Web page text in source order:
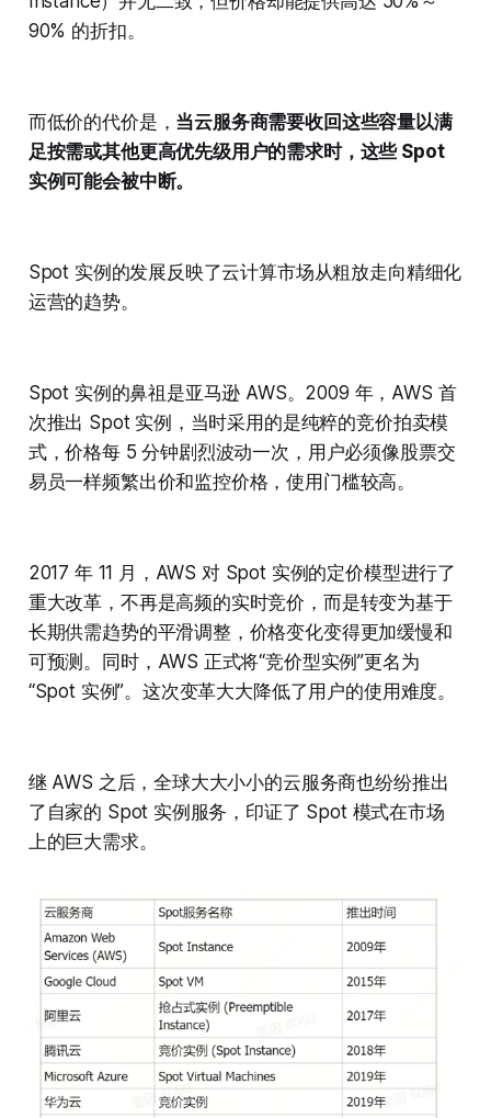
90% 的折扣。
而低价的代价是， 当云服务商需要收回这些容量以满
足按需或其他更高优先级用户的需求时，这些 Spot
实例可能会被中断。
Spot 实例的发展反映了云计算市场从粗放走向精细化
运营的趋势。
Spot 实例的鼻祖是亚马逊 AWS。2009 年，AWS 首
次推出 Spot 实例，当时采用的是纯粹的竞价拍卖模
式，价格每 5 分钟剧烈波动一次，用户必须像股票交
易员一样频繁出价和监控价格，使用门槛较高。
2017 年 11 月，AWS 对 Spot 实例的定价模型进行了
重大改革，不再是高频的实时竞价，而是转变为基于
长期供需趋势的平滑调整，价格变化变得更加缓慢和
可预测。同时，AWS 正式将“竞价型实例”更名为
“Spot 实例”。这次变革大大降低了用户的使用难度。
继 AWS 之后，全球大大小小的云服务商也纷纷推出
了自家的 Spot 实例服务，印证了 Spot 模式在市场
上的巨大需求。